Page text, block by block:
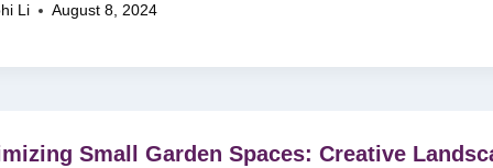
Li August 8, 2024
Small Garden Spaces: Creative